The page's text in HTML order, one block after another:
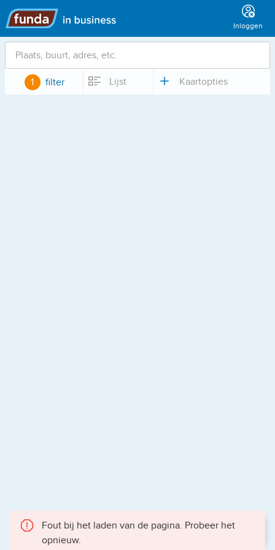
Hoofdmenu
Inloggen
Locatie
1 filter Lijst Kaartopties
Fout bij het laden van de pagina. Probeer het
opnieuw.